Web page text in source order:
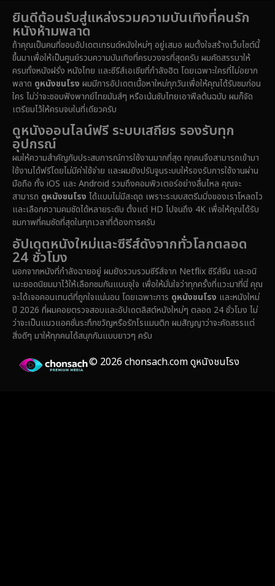
Disaster
Disney+ (5)
Documentary สารคดี (90)
Dystopian
Emotional (61)
Epic มหากาพย์ (216)
Family ครอบครัว
Fantasy จินตนาการ (316)
Fiction (14)
Gothic
1985
1983
1982
1981
1971
1962 1953
ยินดีต้อนรับสู่แหล่งรวมความบันเทิงที่คนรัก
หนังห้ามพลาด
ถ้าคุณเป็นคนที่ชอบอัปเดตเทรนด์หนังใหม่ๆ อยู่เสมอ ผมตั้งใจสร้างเว็บไซต์นี้
ขึ้นมาเพื่อให้เป็นศูนย์รวมความบันเทิงที่ครบวงจรที่สุดครับ ผมคัดสรรมาให้
ครบทั้งหนังฝรั่ง หนังไทย และซีรีส์เอเชียที่กำลังฮิต โดยเฉพาะใครที่ไม่อยาก
พลาด ดูหนังชนโรง ผมมีการอัปเดตเนื้อหาใหม่ทุกวันเพื่อให้คุณได้รับชมก่อน
ใคร ไม่ว่าจะชอบฟังพากย์ไทยมันส์ๆ หรือเน้นซับไทยเอาฟีลต้นฉบับ ผมก็จัด
เตรียมไว้ให้ครบจบในที่เดียวครับ
ดูหนังออนไลน์ฟรี ระบบเสถียร รองรับทุก
อุปกรณ์
ผมให้ความสำคัญกับประสบการณ์การใช้งานมากที่สุด ทุกคนจึงสามารถเข้ามา
ใช้งานได้ฟรีโดยไม่มีค่าใช้จ่าย และผมยังปรับจูนระบบให้รองรับการใช้งานผ่าน
มือถือ ทั้ง iOS และ Android รวมถึงคอมพิวเตอร์อย่างลื่นไหล คุณจะ
สามารถ ดูหนังชนโรง ได้แบบไม่มีสะดุด เพราะระบบสตรีมมิ่งของเราโหลดไว
และเลือกความคมชัดได้หลายระดับ ตั้งแต่ HD ไปจนถึง 4K เพื่อให้คุณได้รับ
ชมภาพที่คมชัดที่สุดในทุกเวลาที่ต้องการครับ
อัปเดตหนังใหม่และซีรีส์ดังจากทั่วโลกตลอด
24 ชั่วโมง
นอกจากหนังที่กำลังฉายอยู่ ผมยังรวบรวมซีรีส์จาก Netflix ซีรีส์จีน และอนิ
เมะยอดนิยมมาไว้ให้เลือกชมกันแบบจุใจ เพื่อให้มั่นใจว่าทุกครั้งที่แวะมาที่นี่ คุณ
จะได้เจอคอนเทนต์ที่ถูกใจแน่นอน โดยเฉพาะการ ดูหนังชนโรง และหนังใหม่
ปี 2026 ที่ผมคอยตรวจสอบและอัปเดตลิสต์หนังใหม่ๆ ตลอด 24 ชั่วโมง ไม่
ว่าจะเป็นแนวแอคชั่นระทึกขวัญหรือรักโรแมนติก ผมสัญญาว่าจะคัดสรรแต่
สิ่งดีๆ มาให้ทุกคนได้สนุกกันแบบยาวๆ ครับ
© 2026 chonsach.com ดูหนังชนโรง